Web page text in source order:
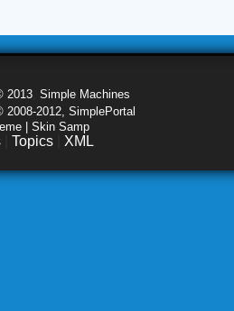
2013 Simple Machines
2012, SimplePortal
| Skin Samp
Topics XML